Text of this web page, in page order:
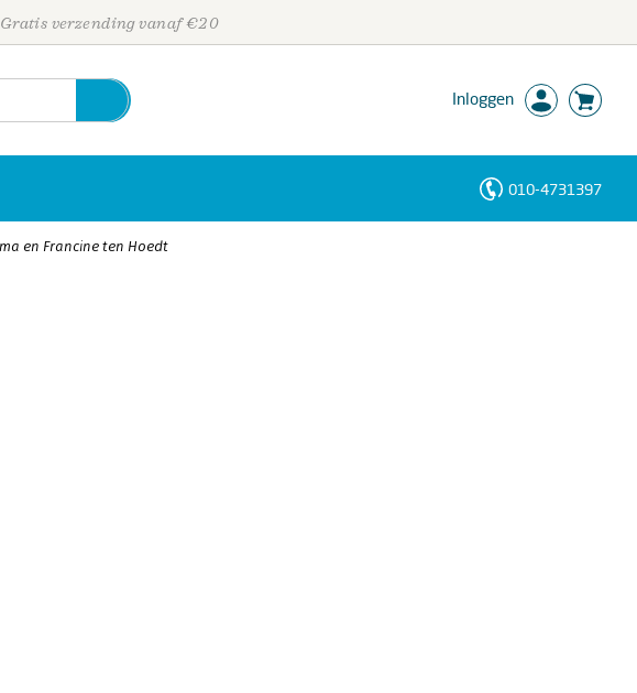
Gratis verzending vanaf €20
Inloggen
010-4731397
en Francine ten Hoedt
Personen